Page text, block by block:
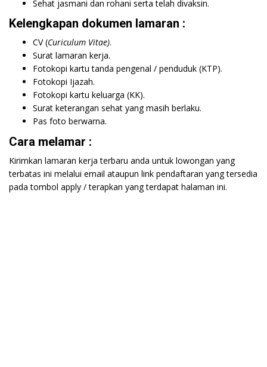
Sehat jasmani dan rohani serta telah divaksin.
Kelengkapan dokumen lamaran :
CV (Curiculum Vitae).
Surat lamaran kerja.
Fotokopi kartu tanda pengenal / penduduk (KTP).
Fotokopi Ijazah.
Fotokopi kartu keluarga (KK).
Surat keterangan sehat yang masih berlaku.
Pas foto berwarna.
Cara melamar :
Kirimkan lamaran kerja terbaru anda untuk lowongan yang
terbatas ini melalui email ataupun link pendaftaran yang tersedia
pada tombol apply / terapkan yang terdapat halaman ini.